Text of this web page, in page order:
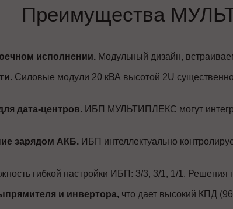
Преимущества
исполнении. Модульный дизайн,
Силовые модули 20 кВА высотой 2U
дата-центров. ИБП МУЛЬТИПЛЕКС могут
зарядом АКБ. ИБП интеллектуально
гибкой настройки ИБП: 3/3, 3/1, 1/1.
и инвертора, что дает высокий КПД